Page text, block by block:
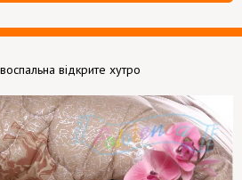
відкрите хутро